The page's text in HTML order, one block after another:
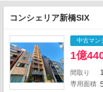
1
コンシェリア新橋SIX
中古マン
1億
間取り
専用面積